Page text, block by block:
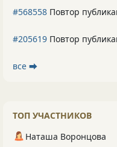
#568558 Повтор
#205619 Повтор
все ⮕
ТОП УЧАСТНИКОВ
Наташа Воронцова